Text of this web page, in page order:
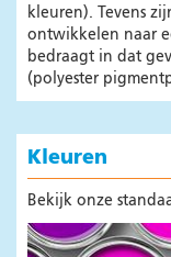
kleuren). Tevens
ontwikkelen naar
bedraagt in dat
(polyester
Kleuren
Bekijk onze
Veilig werken
Kleuren
Model/malbouw
Betonindustrie
Nieuws
Producten